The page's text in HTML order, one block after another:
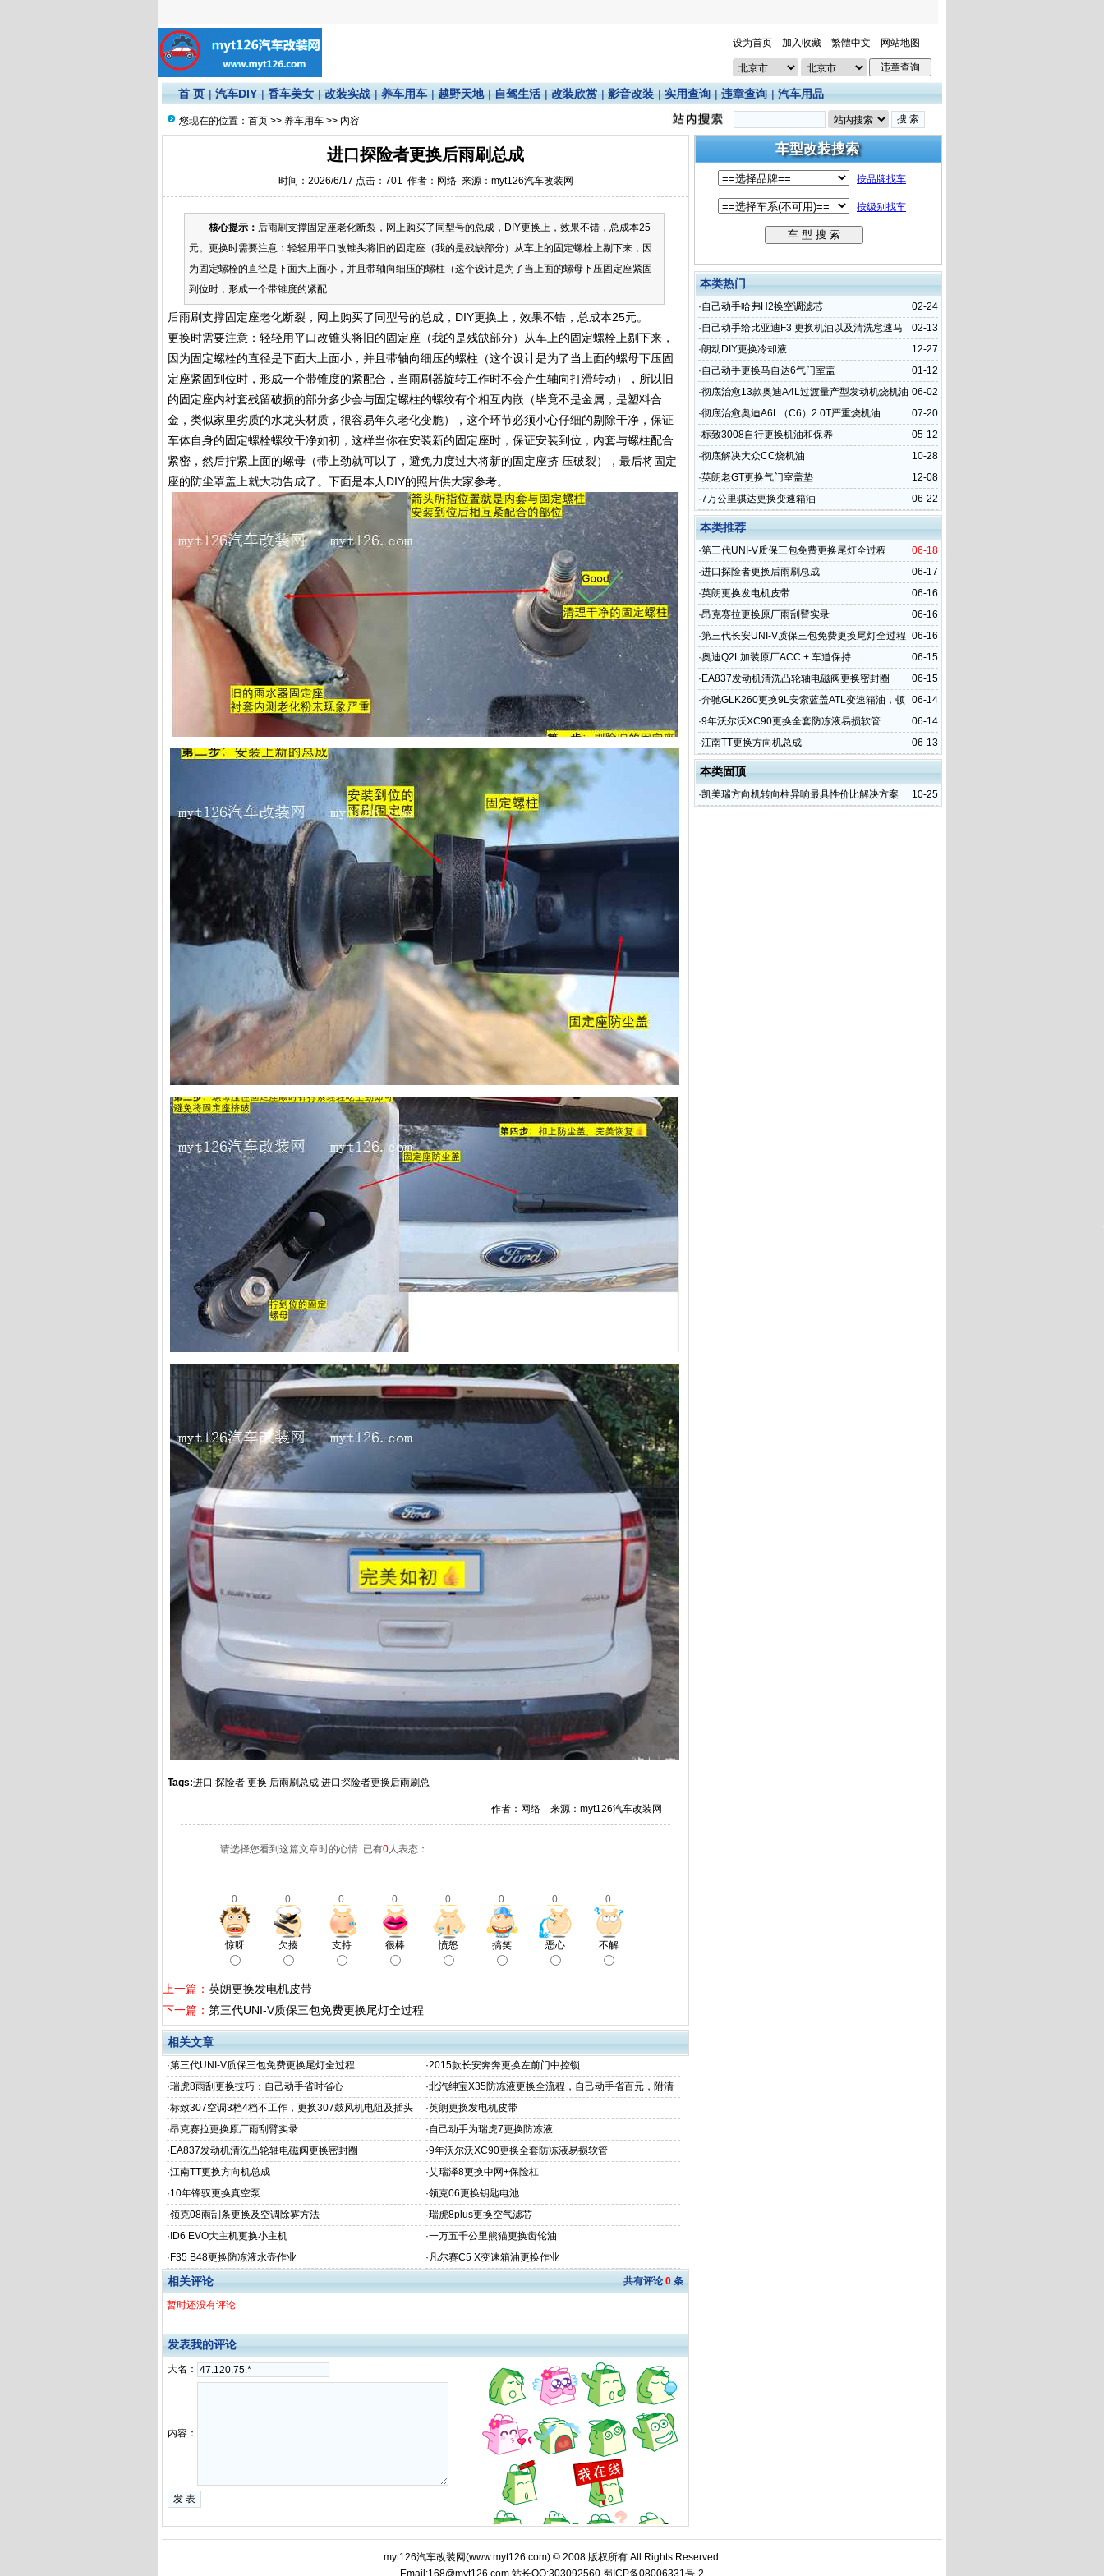
设为首页 加入收藏 繁體中文 网站地图
首 页 |汽车DIY |香车美女 |改装实战 |养车用车 |越野天地 |自驾生活 |改装欣赏 |影音改装 |实用查询 |违章查询 |汽车用品
您现在的位置： 首页 >> 养车用车 >> 内容
进口探险者更换后雨刷总成
时间：2026/6/17 点击： 701 作者：网络 来源：myt126汽车改装网
核心提示： 后雨刷支撑固定座老化断裂，网上购买了同型号的总成，DIY更换上，效果不错，总成本25
元。更换时需要注意：轻轻用平口改锥头将旧的固定座（我的是残缺部分）从车上的固定螺栓上剔下来，因
为固定螺栓的直径是下面大上面小，并且带轴向细压的螺柱（这个设计是为了当上面的螺母下压固定座紧固
到位时，形成一个带锥度的紧配...
后雨刷支撑固定座老化断裂，网上购买了同型号的总成，DIY更换上，效果不错，总成本25元。
更换时需要注意：轻轻用平口改锥头将旧的固定座（我的是残缺部分）从车上的固定螺栓上剔下来，
因为固定螺栓的直径是下面大上面小，并且带轴向细压的螺柱（这个设计是为了当上面的螺母下压固
定座紧固到位时，形成一个带锥度的紧配合，当雨刷器旋转工作时不会产生轴向打滑转动），所以旧
的固定座内衬套残留破损的部分多少会与固定螺柱的螺纹有个相互内嵌（毕竟不是金属，是塑料合
金，类似家里劣质的水龙头材质，很容易年久老化变脆），这个环节必须小心仔细的剔除干净，保证
车体自身的固定螺栓螺纹干净如初，这样当你在安装新的固定座时，保证安装到位，内套与螺柱配合
紧密，然后拧紧上面的螺母（带上劲就可以了，避免力度过大将新的固定座挤 压破裂），最后将固定
座的防尘罩盖上就大功告成了。下面是本人DIY的照片供大家参考。
Tags:进口 探险者 更换 后雨刷总成 进口探险者更换后雨刷总
作者：网络 来源：myt126汽车改装网
请选择您看到这篇文章时的心情: 已有0人表态：
0 0 0 0 0 0 0 0
惊呀 欠揍 支持 很棒 愤怒 搞笑 恶心 不解
上一篇： 英朗更换发电机皮带
下一篇： 第三代UNI-V质保三包免费更换尾灯全过程
相关文章
·第三代UNI-V质保三包免费更换尾灯全过程 ·2015款长安奔奔更换左前门中控锁
·瑞虎8雨刮更换技巧：自己动手省时省心 ·北汽绅宝X35防冻液更换全流程，自己动手省百元，附清
洗步骤
·标致307空调3档4档不工作，更换307鼓风机电阻及插头 ·英朗更换发电机皮带
·昂克赛拉更换原厂雨刮臂实录 ·自己动手为瑞虎7更换防冻液
· EA837发动机清洗凸轮轴电磁阀更换密封圈 ·9年沃尔沃XC90更换全套防冻液易损软管
·江南TT更换方向机总成 ·艾瑞泽8更换中网+保险杠
·10年锋驭更换真空泵 ·领克06更换钥匙电池
·领克08雨刮条更换及空调除雾方法 ·瑞虎8plus更换空气滤芯
· ID6 EVO大主机更换小主机 ·一万五千公里熊猫更换齿轮油
· F35 B48更换防冻液水壶作业 ·凡尔赛C5 X变速箱油更换作业
共有评论0条
相关评论
暂时还没有评论
发表我的评论
大名：
内容：
本类热门
02-24
·自己动手哈弗H2换空调滤芯
02-13
·自己动手给比亚迪F3 更换机油以及清洗怠速马
达
12-27
·朗动DIY更换冷却液
01-12
·自己动手更换马自达6气门室盖
06-02
·彻底治愈13款奥迪A4L过渡量产型发动机烧机油
07-20
·彻底治愈奥迪A6L（C6）2.0T严重烧机油
05-12
·标致3008自行更换机油和保养
10-28
·彻底解决大众CC烧机油
12-08
·英朗老GT更换气门室盖垫
06-22
·7万公里骐达更换变速箱油
本类推荐
06-18
·第三代UNI-V质保三包免费更换尾灯全过程
06-17
·进口探险者更换后雨刷总成
06-16
·英朗更换发电机皮带
06-16
·昂克赛拉更换原厂雨刮臂实录
06-16
·第三代长安UNI-V质保三包免费更换尾灯全过程
06-15
·奥迪Q2L加装原厂ACC + 车道保持
06-15
· EA837发动机清洗凸轮轴电磁阀更换密封圈
06-14
·奔驰GLK260更换9L安索蓝盖ATL变速箱油，顿
挫感消失了
06-14
·9年沃尔沃XC90更换全套防冻液易损软管
06-13
·江南TT更换方向机总成
本类固顶
10-25
·凯美瑞方向机转向柱异响最具性价比解决方案
myt126汽车改装网(www.myt126.com) © 2008 版权所有 All Rights Reserved.
Email:168@myt126.com 站长QQ:303092560 蜀ICP备08006331号-2